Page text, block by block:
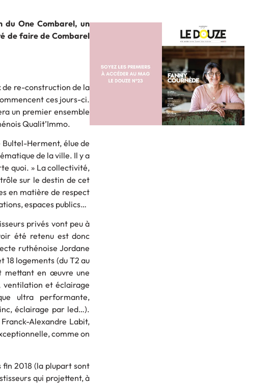
du One Combarel, un
de faire de Combarel
de re-construction de la
ces jours-ci.
un premier ensemble
Qualit’Immo.
Bultel-Herment, élue de
de la ville. Il y a
quoi. » La collectivité,
sur le destin de cet
en matière de respect
espaces publics…
privés vont peu à
été retenu est donc
ruthénoise Jordane
18 logements (du T2 au
mettant en œuvre une
ventilation et éclairage
ultra performante,
éclairage par led…).
Alexandre Labit,
comme on
fin 2018 (la plupart sont
qui projettent, à